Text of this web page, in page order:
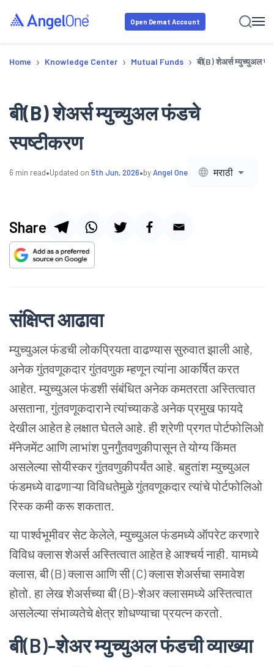
Open Demat Account
Home › Knowledge Center › Mutual Funds › बी(B) शेअर्स म्युच्युअल
बी(B) शेअर्स म्युच्युअल फंडचे
स्पष्टीकरण
6 min read•Updated on 5th Jun, 2026•byAngel One मराठी
Share
संक्षिप्तआढावा
म्युच्युअल फंडचीलोकप्रियता वाढण्यास सुरुवात झाली आहे,
अनेक गुंतवणूकदार गुंतवणुक म्हणून त्यांना आकर्षित करत
आहेत. म्युच्युअल फंडशी संबंधित अनेक कमतरता अस्तित्वात
असताना, गुंतवणूकदाराने त्यांच्याकडे अनेक प्रमुख फायदे
देखील आहेत हे लक्षात घेतले आहे. ही श्रेणी प्रगत पोर्टफोलिओ
मॅनेजमेंट आणि लाभांश पुनर्गुंतवणुकीपासून ते योग्य किंमत
असलेल्या सोयीस्कर गुंतवणुकीपर्यंत आहे. बहुतांश म्युच्युअल
फंडमध्ये वाढणाऱ्या विविधतेमुळे गुंतवणूकदार त्यांचे पोर्टफोलिओ
रिस्क कमी करू शकतात.
या पार्श्वभूमीवर सेट केलेले, म्युच्युअल फंडमध्ये ऑपरेट करणारे
विविध क्लासशेअर्सअस्तित्वात आहेत हे आश्चर्य नाही. यामध्ये
क्लास, बी (B) क्लास आणि सी (C) क्लास शेअर्सचा समावेश
होतो. हा लेख शेअर्सच्या बी (B)-शेअर क्लासमध्ये अस्तित्वात
असलेल्या संभाव्यतेचे क्षेत्र शोधण्याचा प्रयत्न करतो.
बी(B)-शेअरम्युच्युअलफंडचीव्याख्या